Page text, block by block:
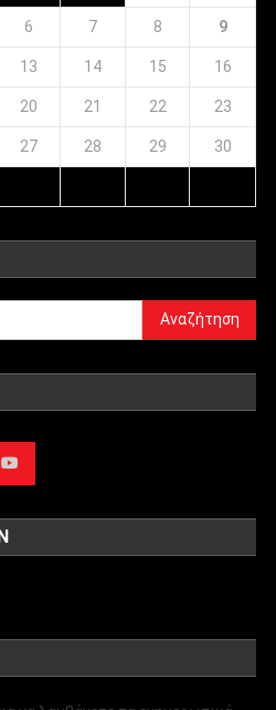
6 7 8 9
13 14 15 16
20 21 22 23
27 28 29 30
Αναζήτηση
για: